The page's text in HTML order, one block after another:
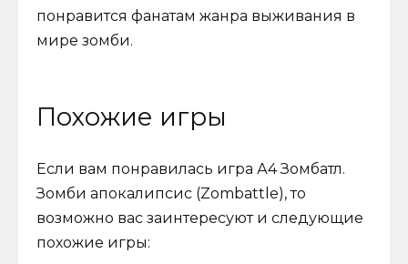
понравится фанатам жанра выживания в
мире зомби.
Похожие игры
Если вам понравилась игра А4 Зомбатл.
Зомби апокалипсис (Zombattle), то
возможно вас заинтересуют и следующие
похожие игры: